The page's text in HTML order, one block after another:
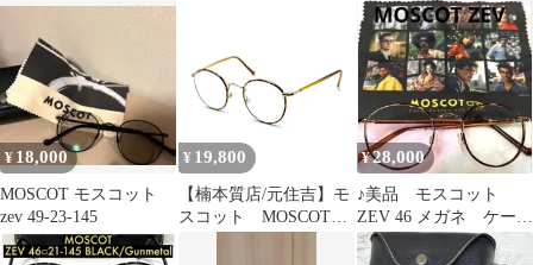
MOMZA モンツァ
¥ 18,000
MOSCOT モスコット
zev 49-23-145
¥ 19,800
【楠本質店/元住吉】モ
スコット MOSCOT
¥28,000
♪美品 モスコット
ZEV 46 メガネ ケー
ス・クロス付き